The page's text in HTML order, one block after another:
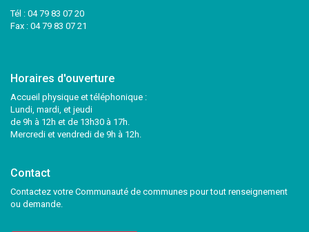
Tél : 04 79 83 07 20
Fax : 04 79 83 07 21
Horaires d'ouverture
Accueil physique et téléphonique :
Lundi, mardi, et jeudi
de 9h à 12h et de 13h30 à 17h.
Mercredi et vendredi de 9h à 12h.
Contact
Contactez votre Communauté de communes pour tout renseignement
ou demande.